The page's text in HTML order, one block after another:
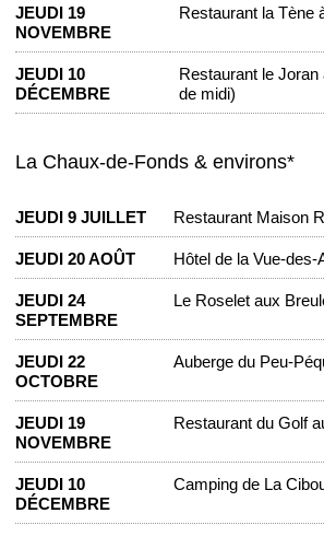
JEUDI 19
NOVEMBRE
Restaurant la Tène
JEUDI 10
DÉCEMBRE
Restaurant le
de midi)
La Chaux-de-Fonds & environs*
JEUDI 9 JUILLET Restaurant Maison
JEUDI 20 AOÛT Hôtel de la Vue-des-
JEUDI 24
SEPTEMBRE
Le Roselet aux
JEUDI 22
OCTOBRE
Auberge du Peu-
JEUDI 19
NOVEMBRE
Restaurant du Golf
JEUDI 10
DÉCEMBRE
Camping de La